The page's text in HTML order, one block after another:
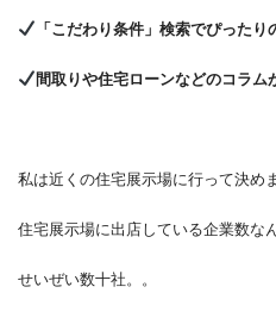
「こだわり条件」検索でぴった
間取りや住宅ローンなどのコラム
私は近くの住宅展示場に行って決め
住宅展示場に出店している企業数な
せいぜい数十社。。